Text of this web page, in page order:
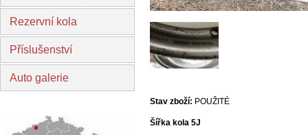
Rezervní kola
Příslušenství
Auto galerie
Stav zboží: POUŽITÉ
Šířka kola 5J